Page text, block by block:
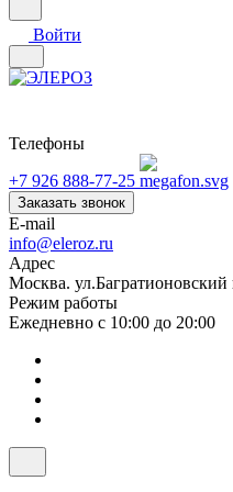
Войти
Телефоны
+7 926 888-77-25
Заказать звонок
E-mail
info@eleroz.ru
Адрес
Москва.
Режим работы
Ежедневно с 10:00 до 20:00